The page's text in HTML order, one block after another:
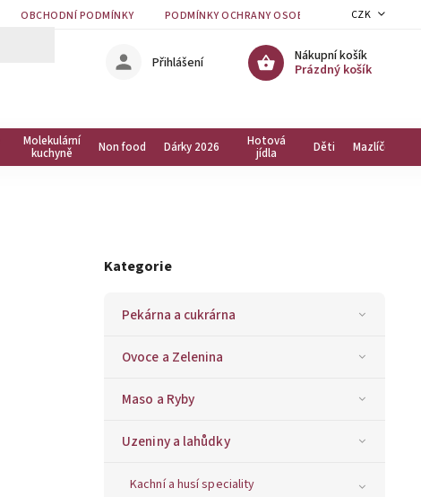
OBCHODNÍ PODMÍNKY PODMÍNKY OCHRANY OSOBNÍCH ÚDAJŮ
CZK
Nákupní košík
Prázdný košík
Přihlášení
Molekulární
kuchyně Non food Dárky 2026 Hotová
jídla Děti Mazlíčci
Kategorie
Pekárna a cukrárna
Ovoce a Zelenina
Maso a Ryby
Uzeniny a lahůdky
Kachní a husí speciality